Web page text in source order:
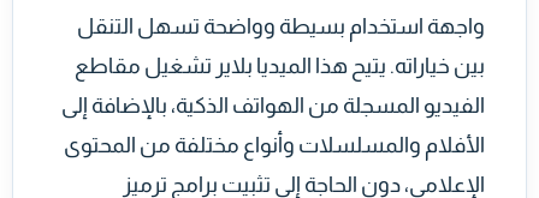
واجهة استخدام بسيطة وواضحة تسهل التنقل
بين خياراته. يتيح هذا الميديا بلاير تشغيل مقاطع
الفيديو المسجلة من الهواتف الذكية، بالإضافة إلى
الأفلام والمسلسلات وأنواع مختلفة من المحتوى
الإعلامي، دون الحاجة إلى تثبيت برامج ترميز